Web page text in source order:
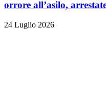
orrore all’asilo,
24 Luglio 2026